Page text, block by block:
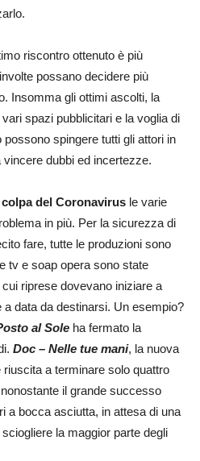
riscontro ottenuto è più
possano decidere più
Insomma gli ottimi ascolti, la
spazi pubblicitari e la voglia di
spingere tutti gli attori in
dubbi ed incertezze.
colpa del Coronavirus le varie
in più. Per la sicurezza di
fare, tutte le produzioni sono
tv e soap opera sono state
riprese dovevano iniziare a
data da destinarsi. Un esempio?
al Sole ha fermato la
Doc – Nelle tue mani, la nuova
a terminare solo quattro
il grande successo
a bocca asciutta, in attesa di una
la maggior parte degli